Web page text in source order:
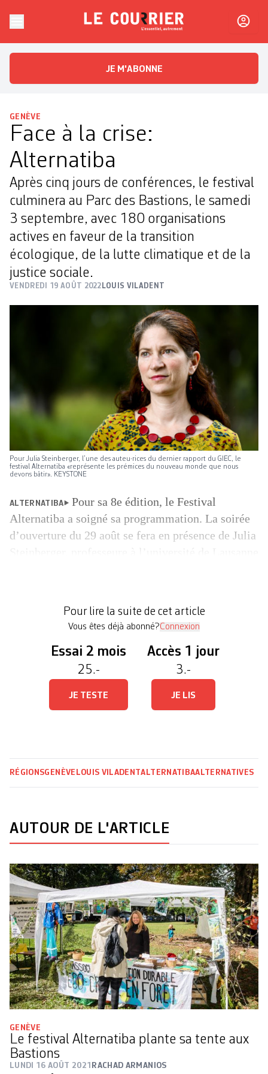
Le CourrierL'essentiel, autrement
JE M'ABONNE
GENÈVE
Face à la crise:
Alternatiba
Après cinq jours de conférences, le festival
culminera au Parc des Bastions, le samedi
3 septembre, avec 180 organisations
actives en faveur de la transition
écologique, de la lutte climatique et de la
justice sociale.
VENDREDI 19 AOÛT 2022 LOUIS VILADENT
Pour Julia Steinberger, l’une des auteu·rices du dernier rapport du GIEC, le
festival Alternatiba «représente les prémices du nouveau monde que nous
devons bâtir». KEYSTONE
ALTERNATIBA
Pour sa 8e édition, le Festival
Alternatiba a soigné sa programmation. La soirée
d’ouverture du 29 août se fera en présence de Julia
partout dans le monde, les premiers impacts […]
Pour lire la suite de cet article
Vous êtes déjà abonné?Connexion
Essai 2 mois
25.-
JE TESTE
Accès 1 jour
3.-
JE LIS
RÉGIONSGENÈVE LOUIS VILADENTALTERNATIBAALTERNATIVES
AUTOUR DE L'ARTICLE
GENÈVE
Le festival Alternatiba plante sa tente aux
Bastions
LUNDI 16 AOÛT 2021 RACHAD ARMANIOS